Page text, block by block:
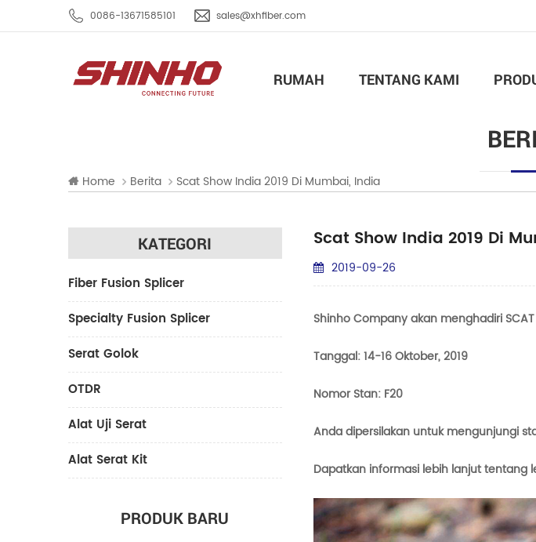
0086-13671585101 sales@xhfiber.com
RUMAH TENTANG KAMI
Home Berita Scat Show India 2019 Di Mumbai, India
KATEGORI
Fiber Fusion Splicer
Specialty Fusion Splicer
Serat Golok
OTDR
Alat Uji Serat
Alat Serat Kit
PRODUK BARU
Scat Show India 2019 Di
2019-09-26
Shinho Company akan menghadiri
Tanggal: 14-16 Oktober, 2019
Nomor Stan: F20
Anda dipersilakan untuk mengunjungi
Dapatkan informasi lebih lanjut tentang